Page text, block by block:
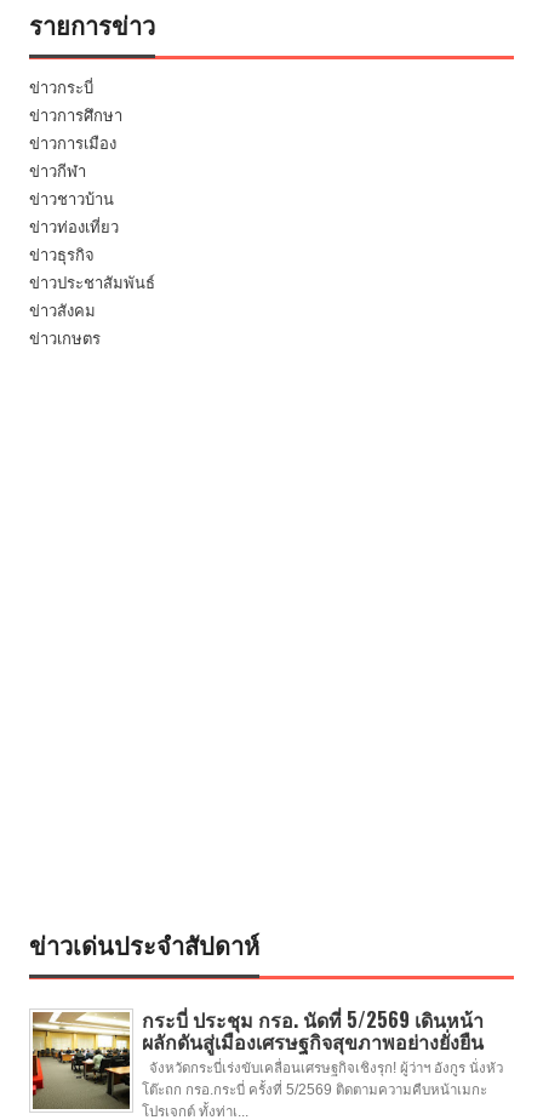
รายการข่าว
ข่าวกระบี่
ข่าวการศึกษา
ข่าวการเมือง
ข่าวกีฬา
ข่าวชาวบ้าน
ข่าวท่องเที่ยว
ข่าวธุรกิจ
ข่าวประชาสัมพันธ์
ข่าวสังคม
ข่าวเกษตร
ข่าวเด่นประจำสัปดาห์
กระบี่ ประชุม กรอ. นัดที่ 5/2569 เดินหน้า
ผลักดันสู่เมืองเศรษฐกิจสุขภาพอย่างยั่งยืน
จังหวัดกระบี่เร่งขับเคลื่อนเศรษฐกิจเชิงรุก! ผู้ว่าฯ อังกูร นั่งหัว
โต๊ะถก กรอ.กระบี่ ครั้งที่ 5/2569 ติดตามความคืบหน้าเมกะ
โปรเจกต์ ทั้งท่าเ...